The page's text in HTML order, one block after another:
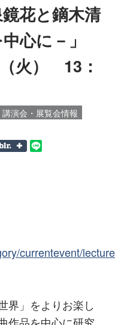
花と鏑木清
心に－」
（火） 13：
演会・展覧会情報
currentevent/
界」をよりお楽し